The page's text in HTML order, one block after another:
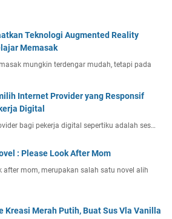
Teknologi Augmented Reality
Memasak
mungkin terdengar mudah, tetapi pada
Internet Provider yang Responsif
Digital
bagi pekerja digital sepertiku adalah ses…
: Please Look After Mom
after mom, merupakan salah satu novel alih
Kreasi Merah Putih, Buat Sus Vla Vanilla